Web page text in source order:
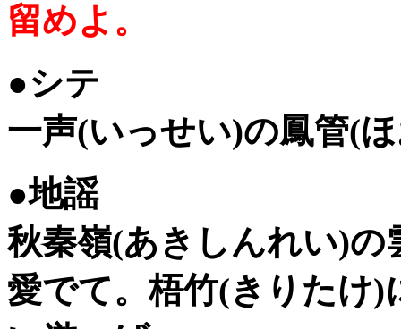
留めよ。
●シテ
一声(いっせい)の鳳管(
●地謡
秋秦嶺(あきしんれい)
愛でて。梧竹(きりたけ